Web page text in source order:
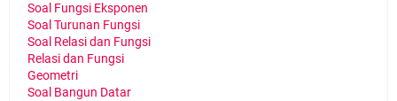
Soal Fungsi Eksponen
Soal Turunan Fungsi
Soal Relasi dan Fungsi
Relasi dan Fungsi
Geometri
Soal Bangun Datar